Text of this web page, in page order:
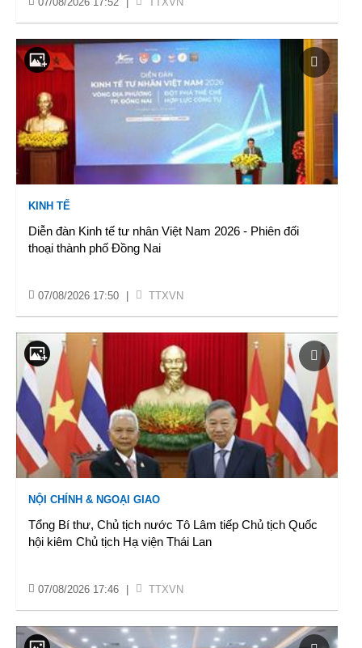
KINH TẾ
Diễn đàn Kinh tế tư nhân Việt Nam 2026 - Phiên đối
thoại thành phố Đồng Nai
07/08/2026 17:50 TTXVN
NỘI CHÍNH & NGOẠI GIAO
Tổng Bí thư, Chủ tịch nước Tô Lâm tiếp Chủ tịch Quốc
hội kiêm Chủ tịch Hạ viện Thái Lan
07/08/2026 17:46 TTXVN